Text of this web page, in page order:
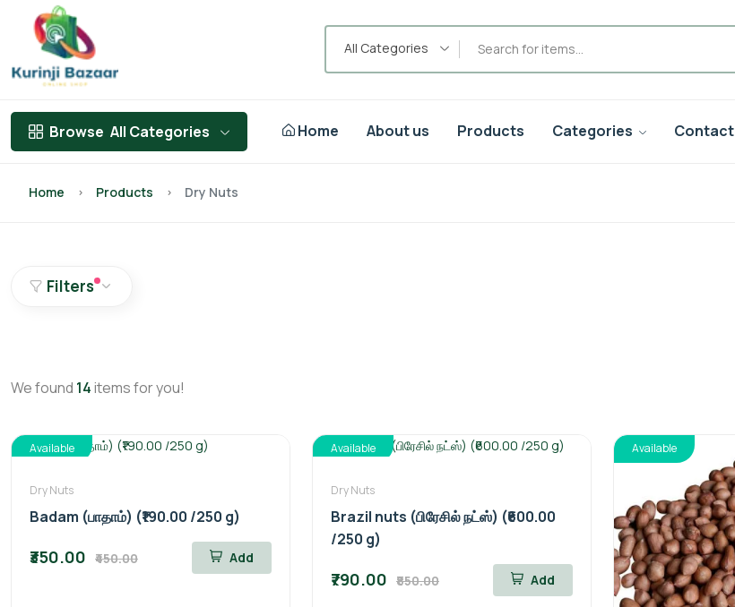
All Categories
Browse All Categories Home About us Products Categories Contact
Home Products Dry Nuts
Filters
We found 14items for you!
Available
Dry Nuts
Badam (பாதாம்) (₹190.00 /250 g)
₹350.00 ₹450.00 Add
Available
Dry Nuts
Brazil nuts (பிரேசில் நட்ஸ்) (₹600.00
/250 g)
₹790.00 ₹850.00 Add
Available